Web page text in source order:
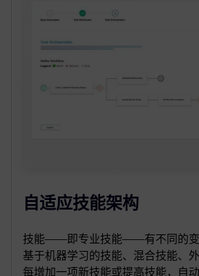
自适应技能架构
技能——即专业技能——有不同的变
基于机器学习的技能、混合技能、
每增加一项新技能或提高技能，自